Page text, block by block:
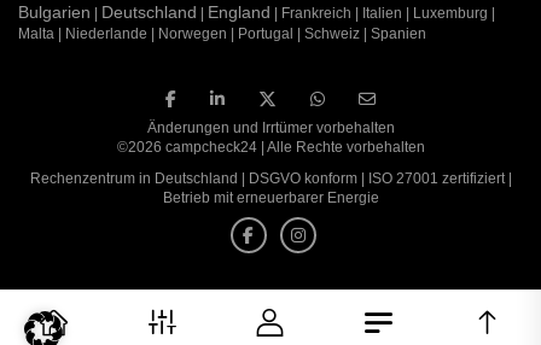
Bulgarien | Deutschland | England | Frankreich | Italien | Luxemburg |
Malta | Niederlande | Norwegen | Portugal | Schweiz | Spanien
Änderungen und Irrtümer vorbehalten
©2026 campcheck24 | Alle Rechte vorbehalten
Rechenzentrum in Deutschland | DSGVO konform | ISO 27001 zertifiziert |
Betrieb mit erneuerbarer Energie